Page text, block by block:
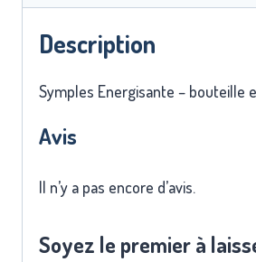
Description
Symples Energisante – bouteille
Avis
Il n’y a pas encore d’avis.
Soyez le premier à